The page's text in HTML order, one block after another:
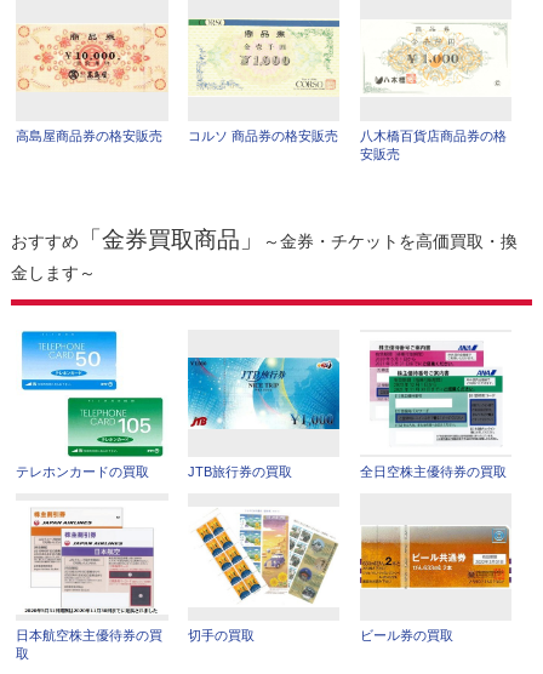
高島屋商品券の格安販売 コルソ 商品券の格安販売
八木橋百貨店商品券の格
安販売
おすすめ 「金券買取商品」
～金券・チケットを高価買取・換
金します～
テレホンカードの買取 JTB旅行券の買取 全日空株主優待券の買取
日本航空株主優待券の買
取
切手の買取 ビール券の買取